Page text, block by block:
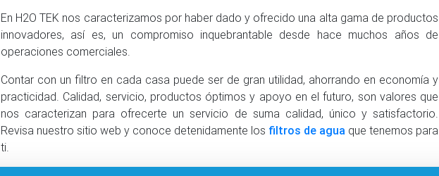
En H2O TEK nos caracterizamos por haber dado y ofrecido una alta gama de productos
innovadores, así es, un compromiso inquebrantable desde hace muchos años de
operaciones comerciales.
Contar con un filtro en cada casa puede ser de gran utilidad, ahorrando en economía y
practicidad. Calidad, servicio, productos óptimos y apoyo en el futuro, son valores que
nos caracterizan para ofrecerte un servicio de suma calidad, único y satisfactorio.
Revisa nuestro sitio web y conoce detenidamente los filtros de agua que tenemos para
ti.